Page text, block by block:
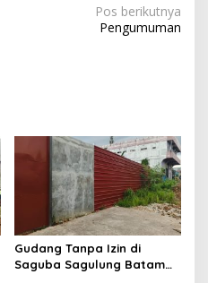
Pos berikutnya
Pengumuman
Gudang Tanpa Izin di
Saguba Sagulung Batam